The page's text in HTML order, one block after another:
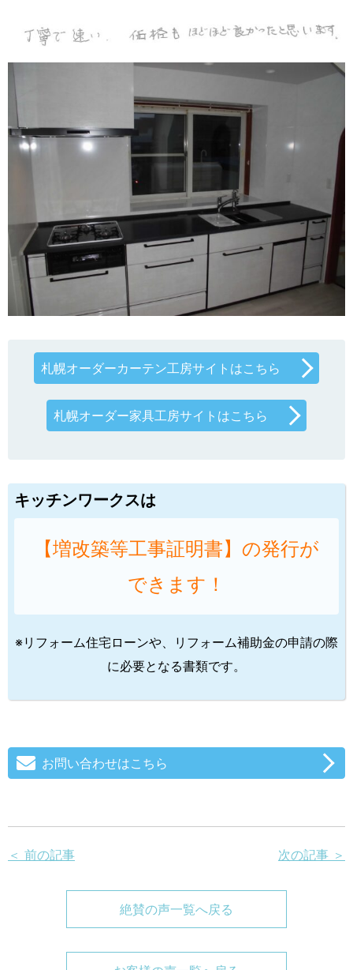
札幌オーダーカーテン工房サイトはこちら
札幌オーダー家具工房サイトはこちら
キッチンワークスは
【増改築等工事証明書】の発行が
できます！
※リフォーム住宅ローンや、リフォーム補助金の申請の際
に必要となる書類です。
お問い合わせはこちら
＜ 前の記事 次の記事 ＞
絶賛の声一覧へ戻る